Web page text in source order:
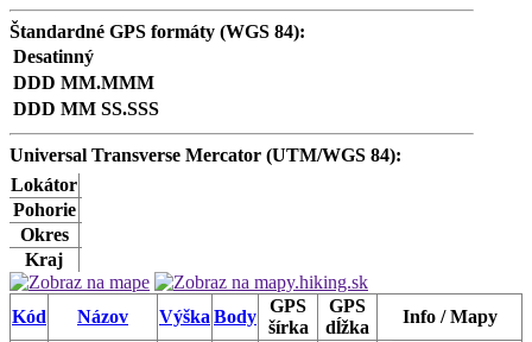
Štandardné GPS formáty (WGS 84):
Desatinný
DDD MM.MMM
DDD MM SS.SSS
Universal Transverse Mercator (UTM/WGS 84):
Lokátor
Pohorie
Okres
Kraj
Kód Názov Výška Body
GPS
šírka
GPS
dĺžka
Info / Mapy